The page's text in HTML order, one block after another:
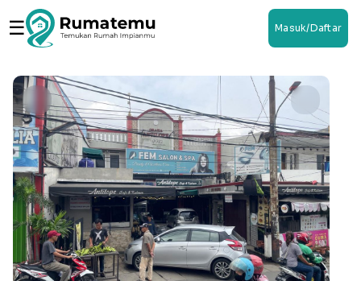
☰ Masuk/Daftar